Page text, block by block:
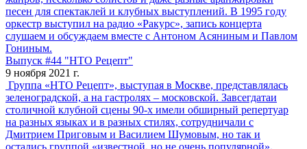
песен для спектаклей и клубных выступлений. В 1995 году
оркестр выступил на радио «Ракурс», запись концерта
слушаем и обсуждаем вместе с Антоном Асяниным и Павлом
Гониным.
Выпуск #44 "НТО Рецепт"
9 ноября 2021 г.
Группа «НТО Рецепт», выступая в Москве, представлялась
зеленоградской, а на гастролях – московской. Завсегдатаи
столичной клубной сцены 90-х имели обширный репертуар
на разных языках и в разных стилях, сотрудничали с
Дмитрием Приговым и Василием Шумовым, но так и
остались группой «известной, но не очень популярной»,